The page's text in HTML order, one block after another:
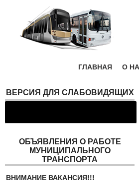
ГЛАВНАЯ О
ВЕРСИЯ ДЛЯ СЛАБОВИДЯЩИХ
ОБЪЯВЛЕНИЯ О РАБОТЕ
МУНИЦИПАЛЬНОГО
ТРАНСПОРТА
ВНИМАНИЕ ВАКАНСИЯ!!!